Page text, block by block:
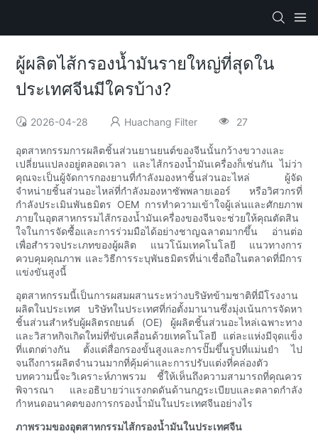
ผู้ผลิตไส้กรองน้ำมันรายใหญ่ที่สุดใน
ประเทศจีนมีใครบ้าง?
2026-04-28 Huachang Filter 27
อุตสาหกรรมการผลิตชิ้นส่วนยานยนต์ของจีนนั้นกว้างขวางและ
เปลี่ยนแปลงอยู่ตลอดเวลา และไส้กรองน้ำมันเครื่องก็เช่นกัน ไม่ว่า
คุณจะเป็นผู้จัดการกองยานที่กำลังมองหาชิ้นส่วนอะไหล่ ผู้จัด
จำหน่ายชิ้นส่วนอะไหล่ที่กำลังมองหาซัพพลายเออร์ หรือวิศวกรที่
กำลังประเมินพันธมิตร OEM การทำความเข้าใจผู้เล่นและศักยภาพ
ภายในอุตสาหกรรมไส้กรองน้ำมันเครื่องของจีนจะช่วยให้คุณตัดสิน
ใจในการจัดซื้อและการร่วมมือได้อย่างชาญฉลาดมากขึ้น อ่านต่อ
เพื่อสำรวจประเภทของผู้ผลิต แนวโน้มเทคโนโลยี แนวทางการ
ควบคุมคุณภาพ และวิธีการระบุพันธมิตรที่น่าเชื่อถือในตลาดที่มีการ
แข่งขันสูงนี้
อุตสาหกรรมนี้เป็นการผสมผสานระหว่างบริษัทข้ามชาติที่มีโรงงาน
ผลิตในประเทศ บริษัทในประเทศที่ก่อตั้งมานานซึ่งมุ่งเน้นการจัดหา
ชิ้นส่วนสำหรับผู้ผลิตรถยนต์ (OE) ผู้ผลิตชิ้นส่วนอะไหล่เฉพาะทาง
และวิสาหกิจเกิดใหม่ที่ขับเคลื่อนด้วยเทคโนโลยี แต่ละแห่งมีจุดแข็ง
ที่แตกต่างกัน ตั้งแต่สื่อกรองขั้นสูงและการปั๊มขึ้นรูปที่แม่นยำ ไป
จนถึงการผลิตจำนวนมากที่คุ้มค่าและการปรับแต่งที่คล่องตัว
บทความนี้จะวิเคราะห์ภาพรวม ชี้ให้เห็นถึงความสามารถที่คุณควร
พิจารณา และอธิบายว่าแรงกดดันด้านกฎระเบียบและตลาดกำลัง
กำหนดอนาคตของการกรองน้ำมันในประเทศจีนอย่างไร
ภาพรวมของอุตสาหกรรมไส้กรองน้ำมันในประเทศจีน